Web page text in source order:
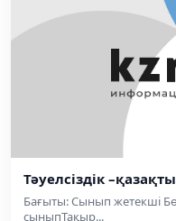
Тәуелсіздік
Бағыты: Сынып жетекші
сыныпТақыр...